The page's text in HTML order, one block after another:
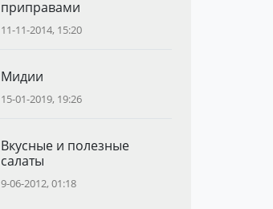
приправами
11-11-2014, 15:20
Мидии
15-01-2019, 19:26
Вкусные и полезные
салаты
9-06-2012, 01:18